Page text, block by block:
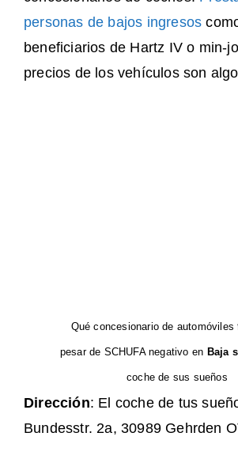
personas de bajos ingresos
beneficiarios de Hartz IV o min-
precios de los vehículos son
Qué concesionario de automóviles
pesar de SCHUFA negativo en Baja
coche de sus sueños
Dirección: El coche de tus
Bundesstr. 2a, 30989 Gehrden